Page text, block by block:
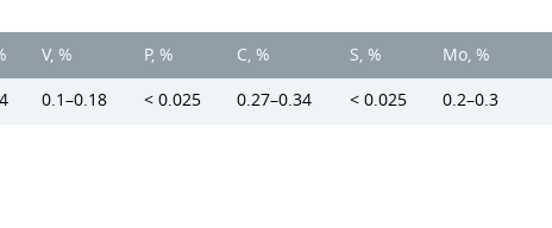
V, % P, % C, % S, % Mo, %
0.1–0.18 < 0.025 0.27–0.34 < 0.025 0.2–0.3